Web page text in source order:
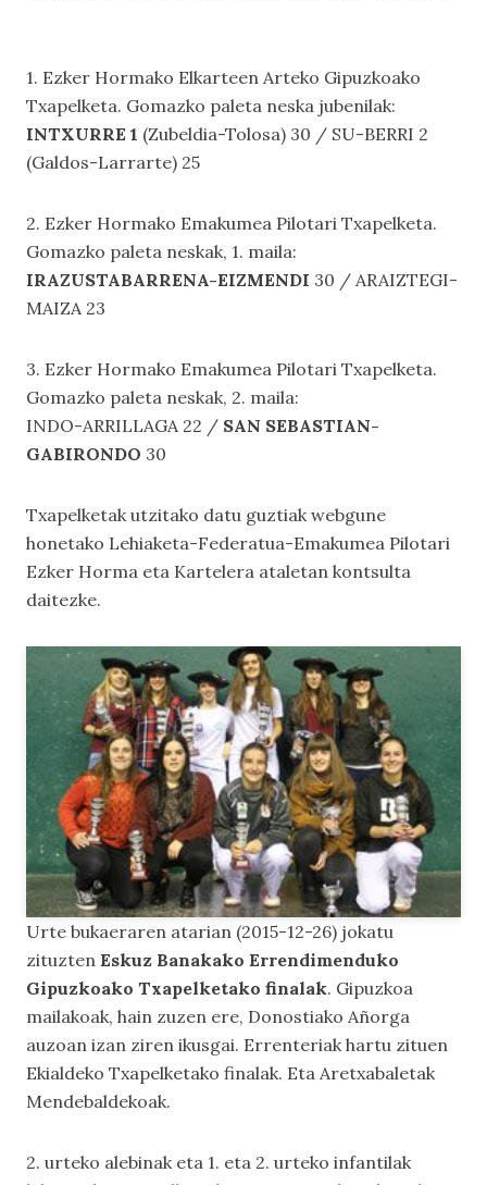
1. Ezker Hormako Elkarteen Arteko Gipuzkoako
Txapelketa. Gomazko paleta neska jubenilak:
INTXURRE 1 (Zubeldia-Tolosa) 30 / SU-BERRI 2
(Galdos-Larrarte) 25
2. Ezker Hormako Emakumea Pilotari Txapelketa.
Gomazko paleta neskak, 1. maila:
IRAZUSTABARRENA-EIZMENDI 30 / ARAIZTEGI-
MAIZA 23
3. Ezker Hormako Emakumea Pilotari Txapelketa.
Gomazko paleta neskak, 2. maila:
INDO-ARRILLAGA 22 / SAN SEBASTIAN-
GABIRONDO 30
Txapelketak utzitako datu guztiak webgune
honetako Lehiaketa-Federatua-Emakumea Pilotari
Ezker Horma eta Kartelera ataletan kontsulta
daitezke.
Urte bukaeraren atarian (2015-12-26) jokatu
zituzten Eskuz Banakako Errendimenduko
Gipuzkoako Txapelketako finalak. Gipuzkoa
mailakoak, hain zuzen ere, Donostiako Añorga
auzoan izan ziren ikusgai. Errenteriak hartu zituen
Ekialdeko Txapelketako finalak. Eta Aretxabaletak
Mendebaldekoak.
2. urteko alebinak eta 1. eta 2. urteko infantilak